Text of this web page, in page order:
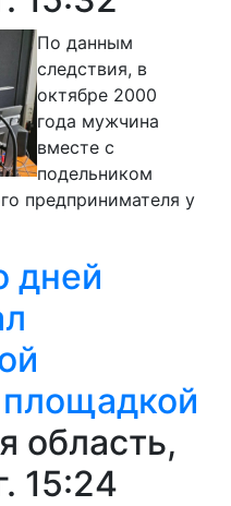
По данным
следствия, в
октябре 2000
года мужчина
вместе с
подельником
предпринимателя у
дней
область,
15:24